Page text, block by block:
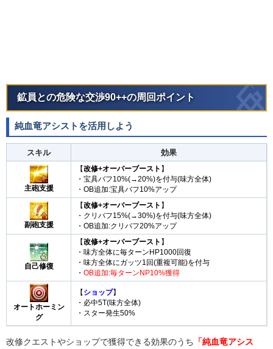
鉱員との危険な交渉90++の周回ポイント
純血竜アシストを活用しよう
スキル 効果
主砲支援
【改修+オーバーブースト 】
・宝具バフ10%(→20%)を付与(味方全体)
・OB追加:宝具バフ10%アップ
副砲支援
【改修+オーバーブースト 】
・クリバフ15%(→30%)を付与(味方全体)
・OB追加:クリバフ20%アップ
自己修復
【改修+オーバーブースト 】
・味方全体に毎ターンHP1000回復
・味方全体にガッツ1回(重複可能)を付与
・ OB追加:毎ターンNP10%獲得
オートホーミン
グ
【ショップ】
・必中5T(味方全体)
・スター発生50%
改修クエストやショップで獲得できる効果のうち 「純血竜アシス